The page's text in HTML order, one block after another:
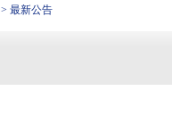
> 最新公告